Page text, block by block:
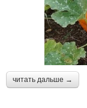
читать дальше →